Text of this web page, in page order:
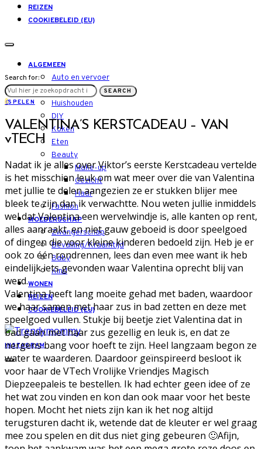
REIZEN
COOKIEBELEID (EU)
ALGEMEEN
Auto en vervoer
LIFESTYLE
Huishouden
DIY
Koken
Eten
Beauty
Make-up
Gezicht
Haar
Fashion
MOEDERSCHAP
Zwangerschap
Bevalling/Kraamtijd
Baby
Kind
WONEN
REIZEN
COOKIEBELEID (EU)
INSTAGRAM
Search for:
SEARCH
SSPELEN
VALENTINA’S KERSTCADEAU – VAN
vTECH
Nadat ik je alles over Viktor’s eerste Kerstcadeau vertelde
is het misschien leuk om wat meer over die van Valentina
met jullie te delen aangezien ze er stukken blijer mee
bleek te zijn dan ik verwachtte. Nou weten jullie inmiddels
wel dat Valentina een wervelwindje is, alle kanten op rent,
alles aanraakt, en niet gauw geboeid is door speelgoed
of dingen die voor kleine kinderen bedoeld zijn. Heb je er
ook zo één rondrennen, lees dan even mee want ik heb
eindelijk iets gevonden waar Valentina oprecht blij van
werd.
Valentina heeft lang moeite gehad met baden, waardoor
we haar samen met haar zus in bad zetten en deze met
speelgoed vullen. Stukje bij beetje ziet Valentina dat in
bad gaan met haar zus gezellig en leuk is, en dat ze
nergens bang voor hoeft te zijn. Heel langzaam begon ze
water te waarderen. Daardoor geïnspireerd besloot ik
voor haar de VTech Vrolijke Vriendjes Magisch
Diepzeepaleis te bestellen. Ik had echter geen idee of ze
het wat zou vinden en kon dan ook maar voor het beste
hopen. Mocht het niets zijn kan ik het nog altijd
terugsturen dacht ik, wetende dat de kleuter er wel graag
mee zou spelen en dit dus niet ging gebeuren 🙂Afijn,